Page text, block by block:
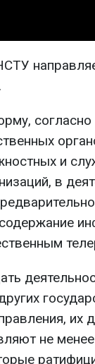
и
в
их
не менее